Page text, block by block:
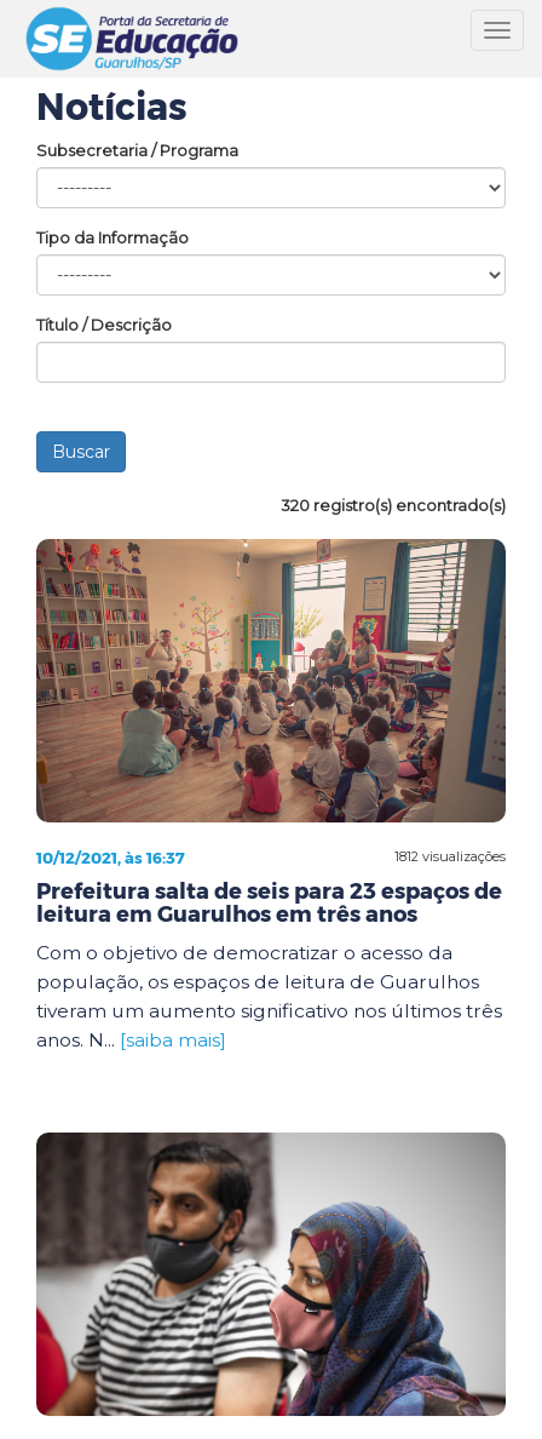
Notícias
Subsecretaria / Programa
Tipo da Informação
Título / Descrição
320 registro(s) encontrado(s)
1812 visualizações
10/12/2021, às 16:37
Prefeitura salta de seis para 23 espaços de
leitura em Guarulhos em três anos
Com o objetivo de democratizar o acesso da
população, os espaços de leitura de Guarulhos
tiveram um aumento significativo nos últimos três
anos. N... [saiba mais]